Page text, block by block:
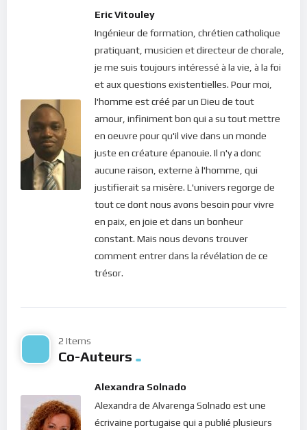
plus précisément l’énergie vibratoire d’un groupe, d’une
communauté, d’une société n’est que la somme des énergies
individuelles des membres qui le composent.
Néanmoins, chacun de nous est unique. Tous des êtres de
lumière, nous vibrons chacun à une énergie différente : c’est
ce que Saint-Paul appelle : “avoir des dons différents”
(Romains 12.6). Tout ce que nous sommes appelé à faire ici-
bas, c’est tout simple : vibrer à notre fréquence unique, c’est à
dire manifester le don que Dieu nous donne.Nous devons
simplement “être”. C’est seulement en faisant cela que
nous pourrons redécouvrir notre vraie identité et commencer
à porter du fruit (Jean 15.5). Mais comment y parvenir ?
avoir des possessions ! Quand tout ce que je fais ou que je
pense est lié à ce que j’ai, je vibre aux fréquences de ces avoirs
avoirs et mes possessions ne sont rien d’autre que de la
matière. Être, c’est simplement demeurer là, se vider de
toutes ses pensées, se laisser remplir par la présence de Dieu
Eric Vitouley
Ingénieur de formation, chrétien catholique
pratiquant, musicien et directeur de chorale,
je me suis toujours intéressé à la vie, à la foi
et aux questions existentielles. Pour moi,
l'homme est créé par un Dieu de tout
amour, infiniment bon qui a su tout mettre
en oeuvre pour qu'il vive dans un monde
juste en créature épanouie. Il n'y a donc
aucune raison, externe à l'homme, qui
justifierait sa misère. L'univers regorge de
tout ce dont nous avons besoin pour vivre
en paix, en joie et dans un bonheur
constant. Mais nous devons trouver
comment entrer dans la révélation de ce
trésor.
2 Items
Co-Auteurs
Alexandra Solnado
Alexandra de Alvarenga Solnado est une
écrivaine portugaise qui a publié plusieurs